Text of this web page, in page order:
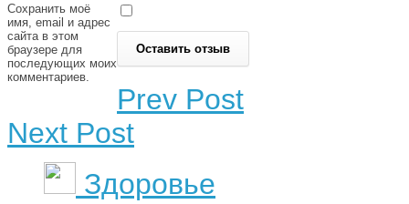
Сохранить моё
имя, email и адрес
сайта в этом
браузере для
последующих моих
комментариев.
Prev Post
Next Post
Здоровье